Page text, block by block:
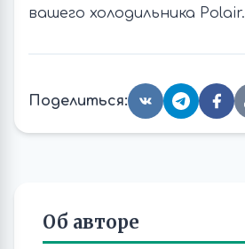
вашего холодильника Polair.
Поделиться:
Об авторе